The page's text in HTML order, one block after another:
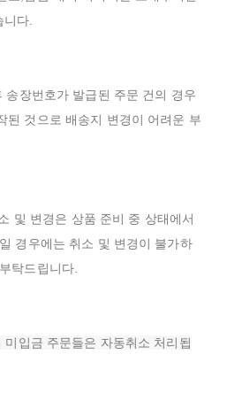
다.
송장번호가 발급된 주문 건의 경우
된 것으로 배송지 변경이 어려운 부
및 변경은 상품 준비 중 상태에서
경우에는 취소 및 변경이 불가하
탁드립니다.
입금 주문들은 자동취소 처리됩